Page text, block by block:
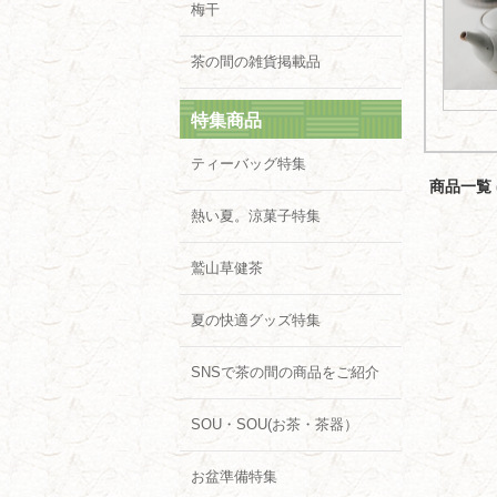
梅干
茶の間の雑貨掲載品
特集商品
ティーバッグ特集
熱い夏。涼菓子特集
鷲山草健茶
夏の快適グッズ特集
SNSで茶の間の商品をご紹介
SOU・SOU(お茶・茶器）
お盆準備特集
商品一覧